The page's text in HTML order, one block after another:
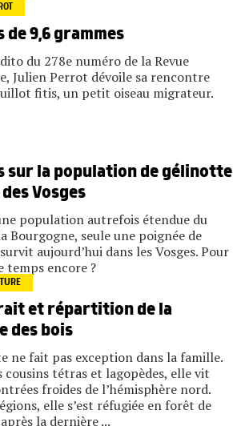
de 9,6 grammes
du 278e numéro de la Revue
Julien Perrot dévoile sa rencontre
fitis, un petit oiseau migrateur.
sur la population de gélinotte
Vosges
population autrefois étendue du
Bourgogne, seule une poignée de
aujourd’hui dans les Vosges. Pour
temps encore ?
et répartition de la
des bois
ne fait pas exception dans la famille.
cousins tétras et lagopèdes, elle vit
froides de l’hémisphère nord.
elle s’est réfugiée en forêt de
la dernière ...